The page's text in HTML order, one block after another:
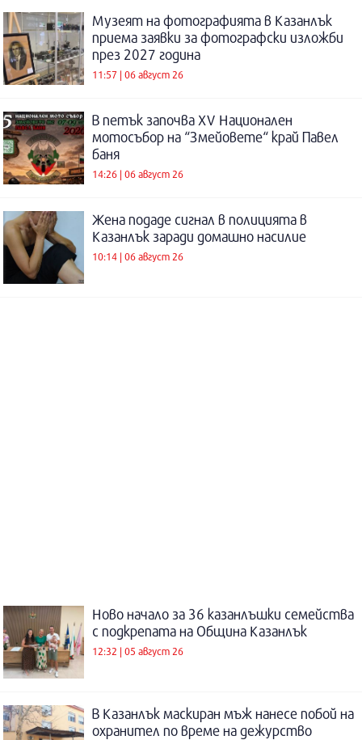
Музеят на фотографията в Казанлък
приема заявки за фотографски изложби
през 2027 година
11:57 | 06 август 26
В петък започва XV Национален
мотосъбор на “Змейовете“ край Павел
баня
14:26 | 06 август 26
Жена подаде сигнал в полицията в
Казанлък заради домашно насилие
10:14 | 06 август 26
Ново начало за 36 казанлъшки семейства
с подкрепата на Община Казанлък
12:32 | 05 август 26
В Казанлък маскиран мъж нанесе побой на
охранител по време на дежурство